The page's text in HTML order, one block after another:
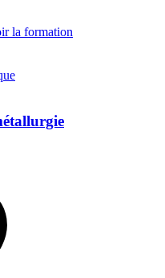
la formation